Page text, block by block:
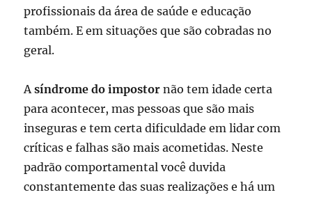
profissionais da área de saúde e educação
também. E em situações que são cobradas no
geral.
Asíndrome do impostor não tem idade certa
para acontecer, mas pessoas que são mais
inseguras e tem certa dificuldade em lidar com
críticas e falhas são mais acometidas. Neste
padrão comportamental você duvida
constantemente das suas realizações e há um